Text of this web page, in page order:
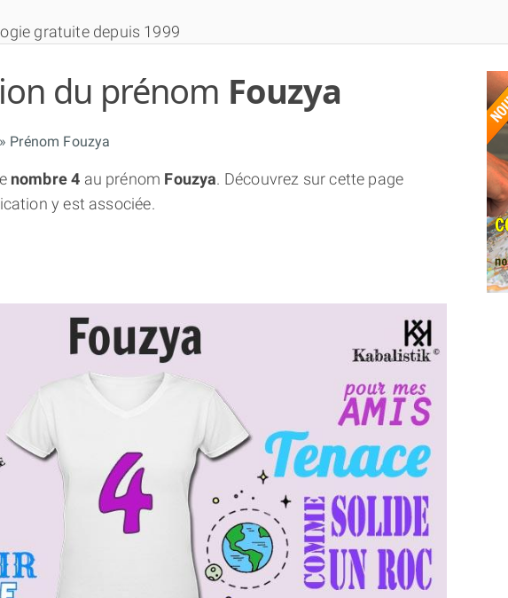
gratuite depuis 1999
du prénom Fouzya
Prénom Fouzya
nombre 4 au prénom Fouzya. Découvrez sur cette page
y est associée.
THÈME TEMPOREL
NUMÉROSCOPE
THÈME « DOUBLE JE »
APPRENDRE LA NUMÉROLOGIE
EXPLORER LA NUMÉROLOGIE
70.000 PRÉNOMS